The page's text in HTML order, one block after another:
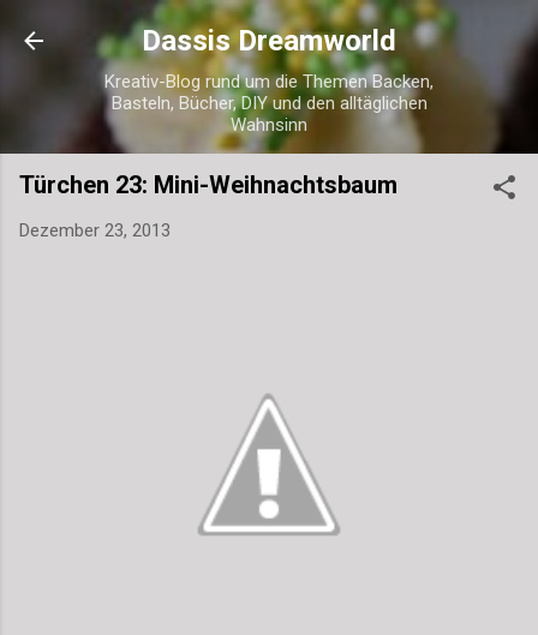
Direkt zum Hauptbereich
Dassis Dreamworld
Kreativ-Blog rund um die Themen Backen,
Basteln, Bücher, DIY und den alltäglichen
Wahnsinn
Türchen 23: Mini-Weihnachtsbaum
Dezember 23, 2013